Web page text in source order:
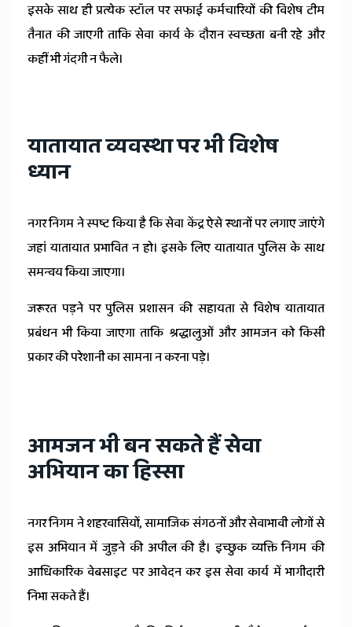
इसके साथ ही प्रत्येक स्टॉल पर सफाई कर्मचारियों की विशेष टीम
तैनात की जाएगी ताकि सेवा कार्य के दौरान स्वच्छता बनी रहे और
कहीं भी गंदगी न फैले।
यातायात व्यवस्था पर भी विशेष
ध्यान
नगर निगम ने स्पष्ट किया है कि सेवा केंद्र ऐसे स्थानों पर लगाए जाएंगे
जहां यातायात प्रभावित न हो। इसके लिए यातायात पुलिस के साथ
समन्वय किया जाएगा।
जरूरत पड़ने पर पुलिस प्रशासन की सहायता से विशेष यातायात
प्रबंधन भी किया जाएगा ताकि श्रद्धालुओं और आमजन को किसी
प्रकार की परेशानी का सामना न करना पड़े।
आमजन भी बन सकते हैं सेवा
अभियान का हिस्सा
नगर निगम ने शहरवासियों, सामाजिक संगठनों और सेवाभावी लोगों से
इस अभियान में जुड़ने की अपील की है। इच्छुक व्यक्ति निगम की
आधिकारिक वेबसाइट पर आवेदन कर इस सेवा कार्य में भागीदारी
निभा सकते हैं।